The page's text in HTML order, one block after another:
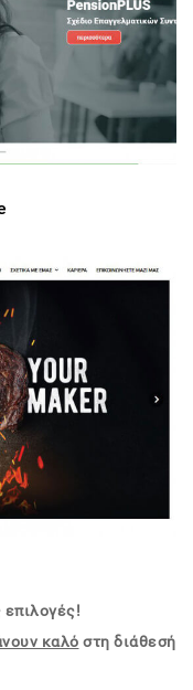
επιλογές!
καλό στη διάθεσή